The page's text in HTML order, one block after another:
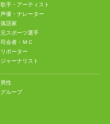
歌手・アーティスト
声優・ナレーター
落語家
元スポーツ選手
司会者・ＭＣ
リポーター
ジャーナリスト
男性
グループ